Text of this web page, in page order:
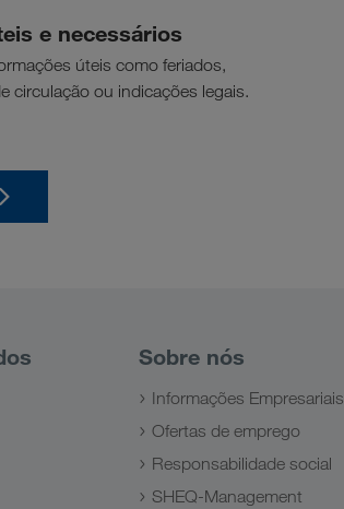
e necessários
úteis como feriados,
circulação ou indicações legais.
Sobre nós
Informações Empresariais
Ofertas de emprego
Responsabilidade social
SHEQ-Management